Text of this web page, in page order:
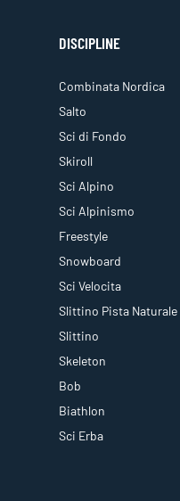
DISCIPLINE
Combinata Nordica
Salto
Sci di Fondo
Skiroll
Sci Alpino
Sci Alpinismo
Freestyle
Snowboard
Sci Velocita
Slittino Pista Naturale
Slittino
Skeleton
Bob
Biathlon
Sci Erba